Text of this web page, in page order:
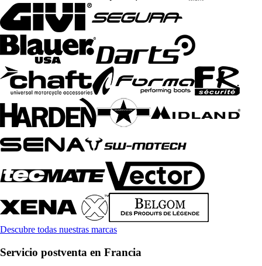
Descubre todas nuestras marcas
Servicio postventa en Francia